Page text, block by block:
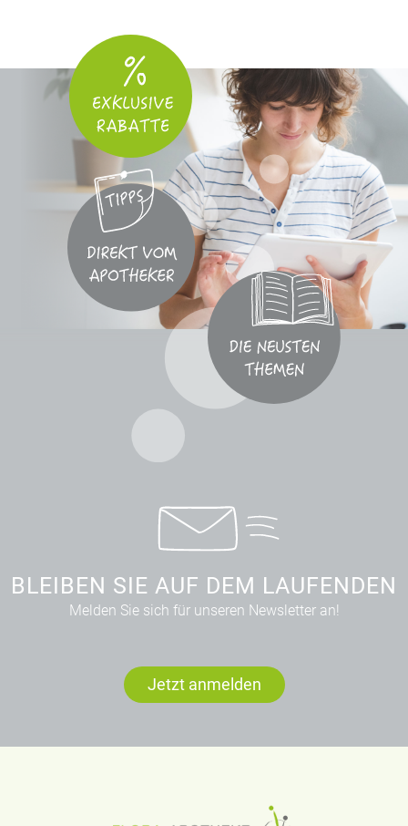
BLEIBEN SIE AUF DEM LAUFENDEN
Melden Sie sich für unseren Newsletter an!
Jetzt anmelden